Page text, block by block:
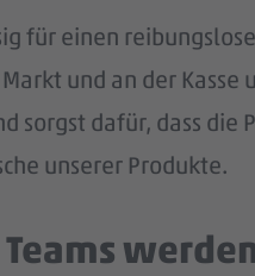
für einen
und an der
sorgst dafür, dass die
unserer Produkte.